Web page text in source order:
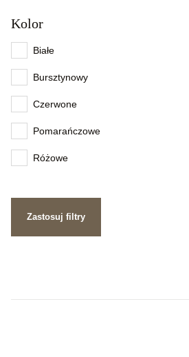
Kolor
Białe
Bursztynowy
Czerwone
Pomarańczowe
Różowe
Zastosuj filtry